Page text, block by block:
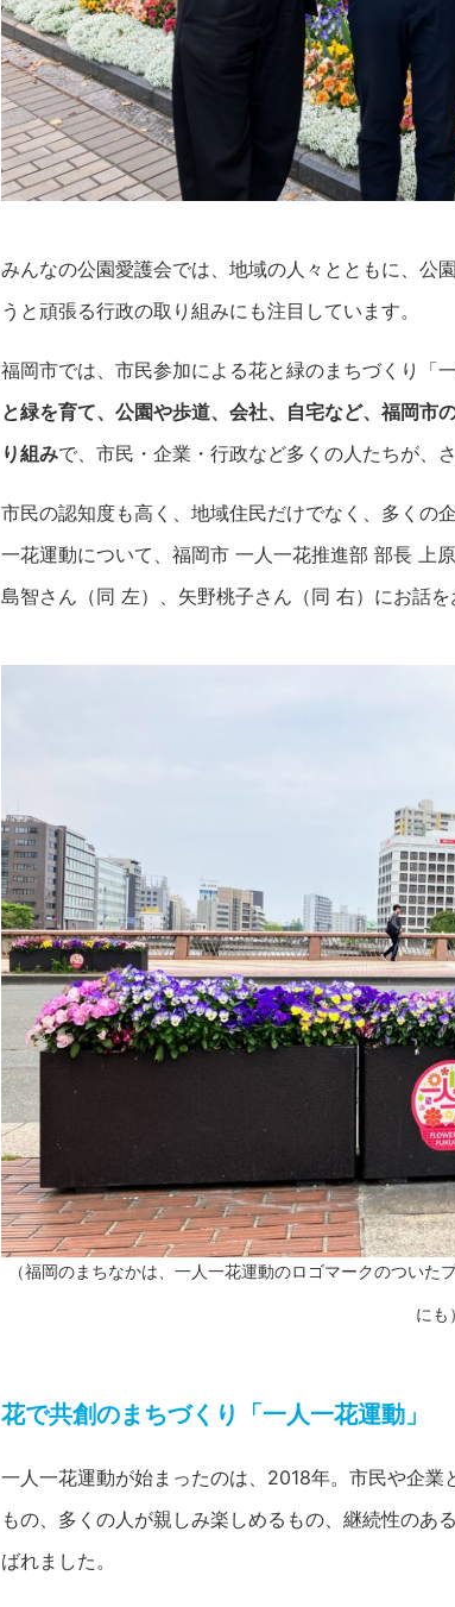
みんなの公園愛護会では、地域の人々とともに、公
うと頑張る行政の取り組みにも注目しています。
福岡市では、市民参加による花と緑のまちづくり「
と緑を育て、公園や歩道、会社、自宅など、福岡市
り組みで、市民・企業・行政など多くの人たちが、
市民の認知度も高く、地域住民だけでなく、多くの
一花運動について、福岡市 一人一花推進部 部長 上
島智さん（同 左）、矢野桃子さん（同 右）にお話を
（福岡のまちなかは、一人一花運動のロゴマークのつい
にも）
花で共創のまちづくり「一人一花運動」
一人一花運動が始まったのは、2018年。市民や企
もの、多くの人が親しみ楽しめるもの、継続性のあ
ばれました。